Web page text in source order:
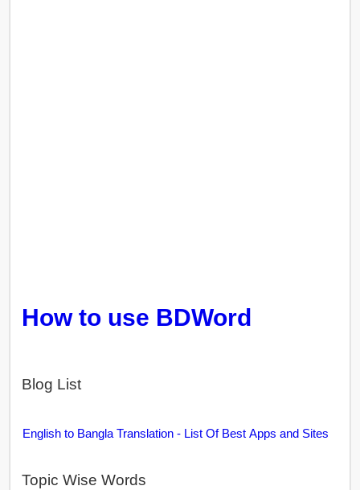
How to use BDWord
Blog List
English to Bangla Translation - List Of Best Apps and Sites
Topic Wise Words